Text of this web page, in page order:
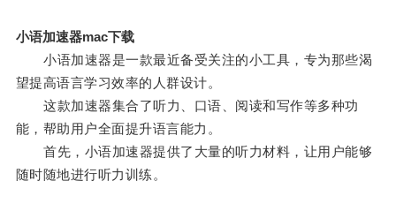
小语加速器mac下载
小语加速器是一款最近备受关注的小工具，专为那些渴
望提高语言学习效率的人群设计。
这款加速器集合了听力、口语、阅读和写作等多种功
能，帮助用户全面提升语言能力。
首先，小语加速器提供了大量的听力材料，让用户能够
随时随地进行听力训练。